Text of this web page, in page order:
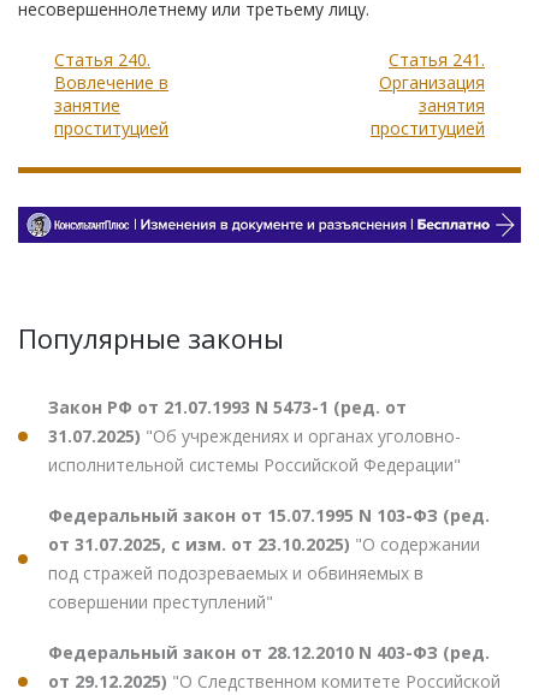
несовершеннолетнему или третьему лицу.
Статья 240.
Вовлечение в
занятие
проституцией
Статья 241.
Организация
занятия
проституцией
Популярные законы
Закон РФ от 21.07.1993 N 5473-1 (ред. от
31.07.2025) "Об учреждениях и органах уголовно-
исполнительной системы Российской Федерации"
Федеральный закон от 15.07.1995 N 103-ФЗ (ред.
от 31.07.2025, с изм. от 23.10.2025) "О содержании
под стражей подозреваемых и обвиняемых в
совершении преступлений"
Федеральный закон от 28.12.2010 N 403-ФЗ (ред.
от 29.12.2025) "О Следственном комитете Российской